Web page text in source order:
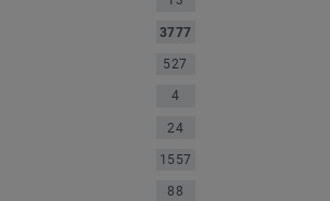
3777
527
4
24
1557
88